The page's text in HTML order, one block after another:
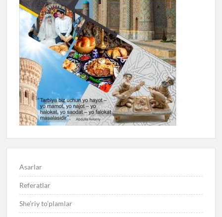
Asarlar
Referatlar
She’riy to’plamlar